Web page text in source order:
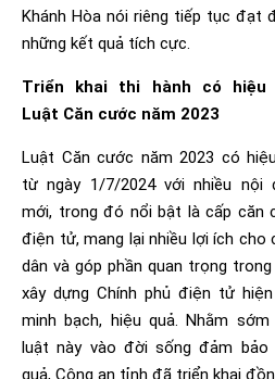
Khánh Hòa nói riêng tiếp tục đạt
những kết quả tích cực.
Triển khai thi hành có hiệu
Luật Căn cước năm 2023
Luật Căn cước năm 2023 có
từ ngày 1/7/2024 với nhiều nội
mới, trong đó nổi bật là cấp căn
điện tử, mang lại nhiều lợi ích cho
dân và góp phần quan trọng
xây dựng Chính phủ điện tử
minh bạch, hiệu quả. Nhằm
luật này vào đời sống đảm bảo
quả, Công an tỉnh đã triển khai